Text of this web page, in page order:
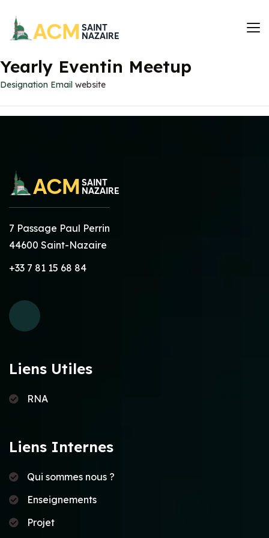
Yearly Eventin Meetup
Designation Email website
7 Passage Paul Perrin
44600 Saint-Nazaire
+33 7 81 15 68 84
Liens Utiles
RNA
Liens Internes
Qui sommes nous ?
Enseignements
Projet